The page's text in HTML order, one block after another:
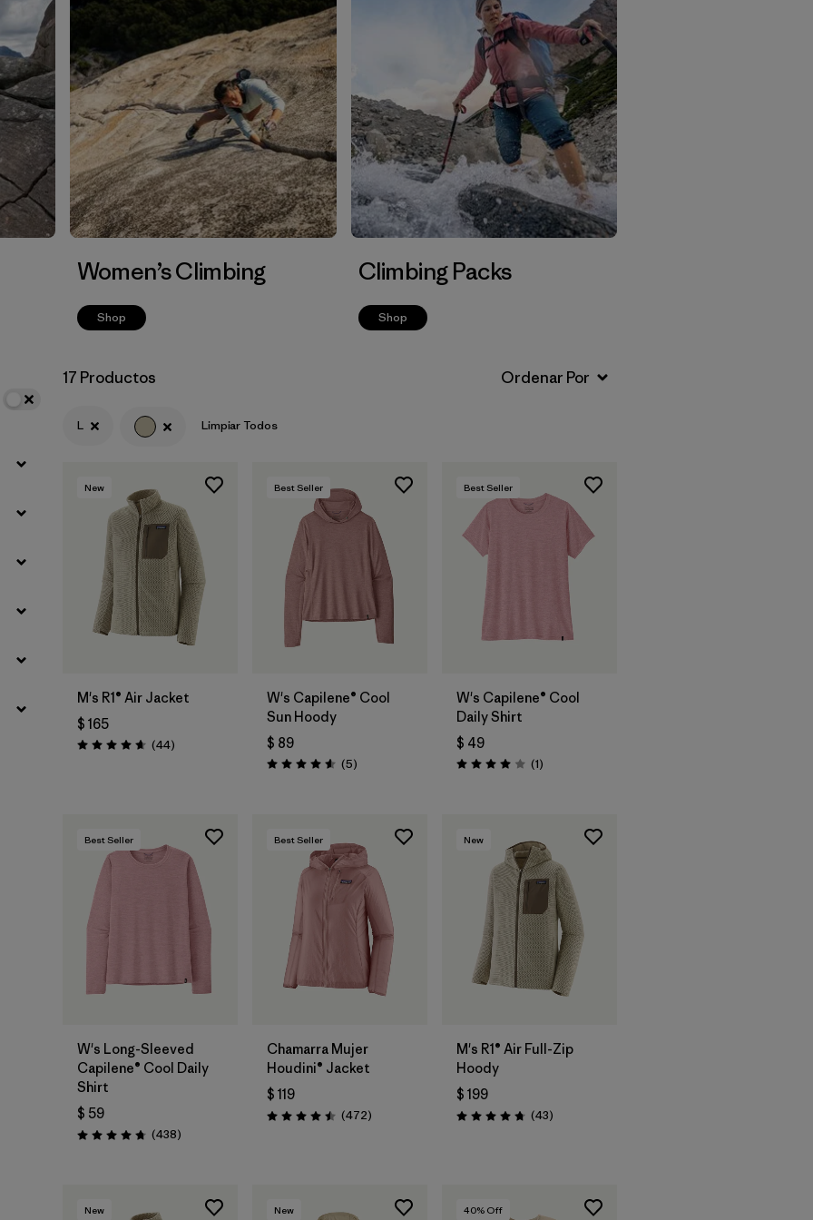
Women’s Climbing
Shop
Climbing Packs
Shop
17 Productos
L Limpiar Todos
New
M's R1® Air Jacket
$ 165
Valoración: 4.7 / 5
(44Comentarios
)
Best Seller
W's Capilene® Cool
Sun Hoody
$ 89
Valoración: 4.6 / 5
(5Comentarios
)
Best Seller
W's Capilene® Cool
Daily Shirt
$ 49
Valoración: 4.0 / 5
(1Comentarios
)
Best Seller
W's Long-Sleeved
Capilene® Cool Daily
Shirt
$ 59
Valoración: 4.7 / 5
(438Comentarios
)
Best Seller
Chamarra Mujer
Houdini® Jacket
$ 119
Valoración: 4.5 / 5
(472Comentarios
)
New
M's R1® Air Full-Zip
Hoody
$ 199
Valoración: 4.7 / 5
(43Comentarios
)
New New 40% Off